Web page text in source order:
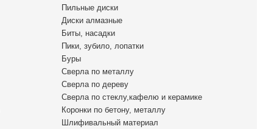
Пильные диски
Диски алмазные
Биты, насадки
Пики, зубило, лопатки
Буры
Сверла по металлу
Сверла по дереву
Сверла по стеклу,кафелю и керамике
Коронки по бетону, металлу
Шлифивальный материал